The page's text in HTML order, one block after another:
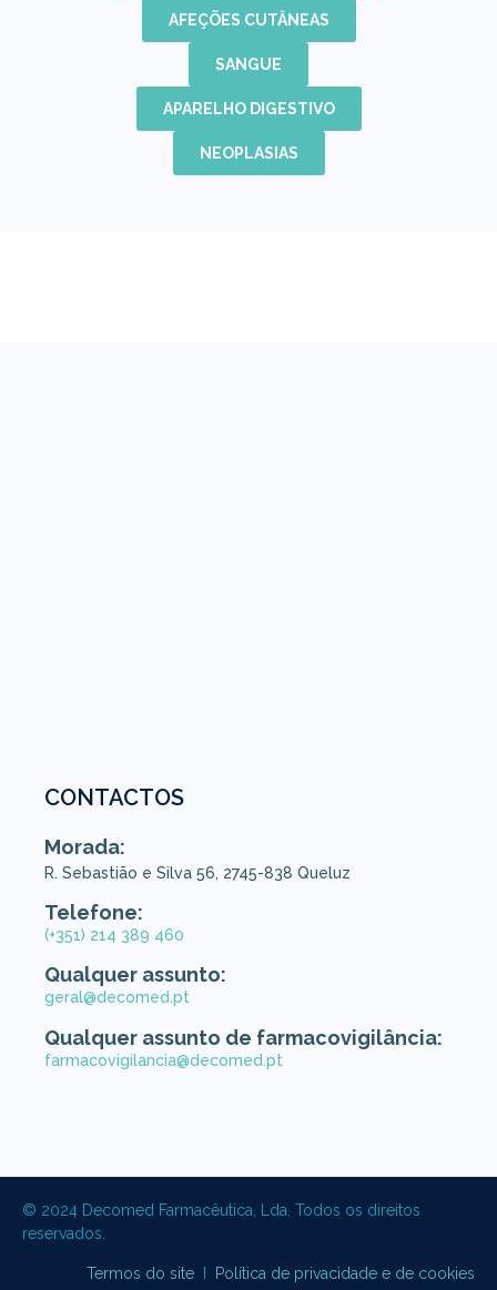
AFEÇÕES CUTÂNEAS
SANGUE
APARELHO DIGESTIVO
NEOPLASIAS
CONTACTOS
Morada:
R. Sebastião e Silva 56, 2745-838 Queluz
Telefone:
(+351) 214 389 460
Qualquer assunto:
geral@decomed.pt
Qualquer assunto de farmacovigilância:
farmacovigilancia@decomed.pt
© 2024 Decomed Farmacêutica, Lda. Todos os direitos
reservados.
Termos do site I Política de privacidade e de cookies